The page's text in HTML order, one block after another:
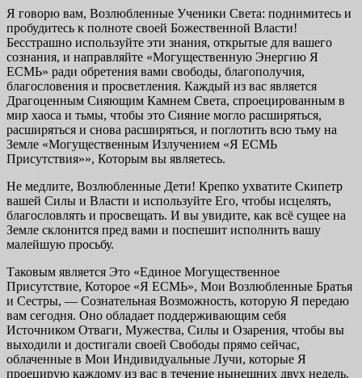
Я говорю вам, Возлюбленные Ученики Света: поднимитесь и
пробудитесь к полноте своей Божественной Власти!
Бесстрашно используйте эти знания, открытые для вашего
сознания, и направляйте «Могущественную Энергию Я
ЕСМЬ» ради обретения вами свободы, благополучия,
благословения и просветления. Каждый из вас является
Драгоценным Сияющим Камнем Света, спроецированным в
мир хаоса и тьмы, чтобы это Сияние могло расширяться,
расширяться и снова расширяться, и поглотить всю тьму на
Земле «Могущественным Излучением «Я ЕСМЬ
Присутствия»», Которым вы являетесь.
Не медлите, Возлюбленные Дети! Крепко ухватите Скипетр
вашей Силы и Власти и используйте Его, чтобы исцелять,
благословлять и просвещать. И вы увидите, как всё сущее на
Земле склонится пред вами и поспешит исполнить вашу
малейшую просьбу.
Таковым является Это «Единое Могущественное
Присутствие, Которое «Я ЕСМЬ», Мои Возлюбленные Братья
и Сестры, — Сознательная Возможность, которую Я передаю
вам сегодня. Оно обладает поддерживающим себя
Источником Отваги, Мужества, Силы и Озарения, чтобы вы
выходили и достигали своей Свободы прямо сейчас,
облаченные в Мои Индивидуальные Лучи, которые Я
проецирую каждому из вас в течение нынешних двух недель.